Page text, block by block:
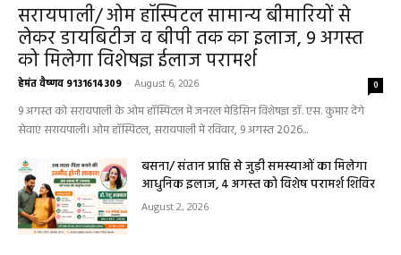
सरायपाली/ ओम हॉस्पिटल सामान्य बीमारियों से
लेकर डायबिटीज व बीपी तक का इलाज, 9 अगस्त
को मिलेगा विशेषज्ञ ईलाज परामर्श
हेमंत वैष्णव 9131614309 - August 6, 2026 0
9 अगस्त को सरायपाली के ओम हॉस्पिटल में जनरल मेडिसिन विशेषज्ञ डॉ. एस. कुमार देंगे
सेवाएं सरायपाली। ओम हॉस्पिटल, सरायपाली में रविवार, 9 अगस्त 2026...
बसना/ संतान प्राप्ति से जुड़ी समस्याओं का मिलेगा
आधुनिक इलाज, 4 अगस्त को विशेष परामर्श शिविर
August 2, 2026